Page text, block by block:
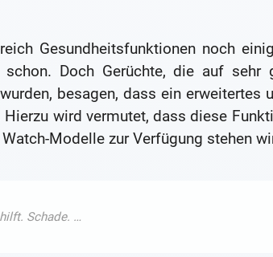
Gesundheitsfunktionen noch
Doch Gerüchte, die auf sehr
besagen, dass ein erweitertes
wird vermutet, dass diese
Modelle zur Verfügung stehen